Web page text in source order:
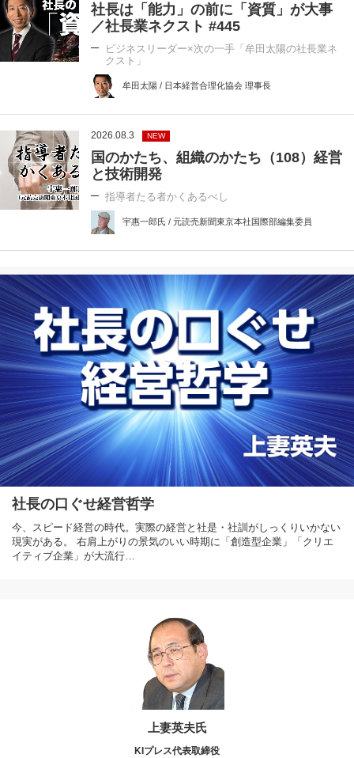
社長は「能力」の前に「資質」が大事
／社長業ネクスト #445
ビジネスリーダー×次の一手「牟田太陽の社長業ネ
クスト」
牟田太陽 / 日本経営合理化協会 理事長
2026.08.3 NEW
国のかたち、組織のかたち（108）経営
と技術開発
指導者たる者かくあるべし
宇惠一郎氏 / 元読売新聞東京本社国際部編集委員
社長の口ぐせ経営哲学
今、スピード経営の時代。実際の経営と社是・社訓がしっくりいかない
現実がある。 右肩上がりの景気のいい時期に「創造型企業」「クリエ
イティブ企業」が大流行…
上妻英夫氏
KIプレス代表取締役